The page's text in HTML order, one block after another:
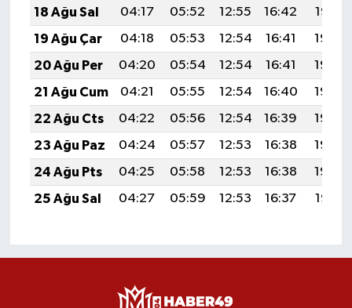
18 Ağu Sal
04:17 05:52 12:55 16:42
19:47
19 Ağu Çar
04:18 05:53 12:54 16:41
19:46
20 Ağu Per
04:20 05:54 12:54 16:41
19:44
21 Ağu Cum
04:21 05:55 12:54 16:40
19:43
22 Ağu Cts
04:22 05:56 12:54 16:39
19:42
23 Ağu Paz
04:24 05:57 12:53 16:38
19:40
24 Ağu Pts
04:25 05:58 12:53 16:38
19:39
25 Ağu Sal
04:27 05:59 12:53 16:37 19:37